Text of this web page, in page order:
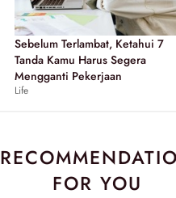
Sebelum Terlambat, Ketahui 7
Tanda Kamu Harus Segera
Mengganti Pekerjaan
Life
FOR YOU